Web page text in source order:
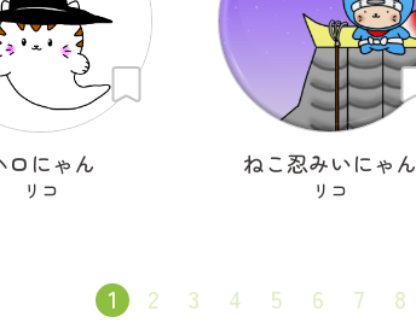
ロにゃん
リコ
ねこ忍みいにゃん
リコ
1 2 3 4 5 6 7 8